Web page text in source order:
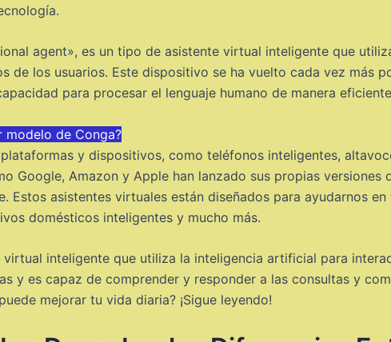
agent», es un tipo de asistente virtual inteligente que
de los usuarios. Este dispositivo se ha vuelto cada vez más
para procesar el lenguaje humano de manera
modelo de Conga?
y dispositivos, como teléfonos inteligentes,
Google, Amazon y Apple han lanzado sus propias versiones
Estos asistentes virtuales están diseñados para ayudarnos
domésticos inteligentes y mucho más.
virtual inteligente que utiliza la inteligencia artificial para
y es capaz de comprender y responder a las consultas y
mejorar tu vida diaria? ¡Sigue leyendo!